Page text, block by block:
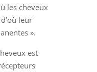
les cheveux
leur
».
est